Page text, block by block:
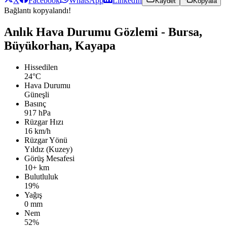
Bağlantı kopyalandı!
Anlık Hava Durumu Gözlemi - Bursa,
Büyükorhan, Kayapa
Hissedilen
24°C
Hava Durumu
Güneşli
Basınç
917 hPa
Rüzgar Hızı
16 km/h
Rüzgar Yönü
Yıldız (Kuzey)
Görüş Mesafesi
10+ km
Bulutluluk
19%
Yağış
0 mm
Nem
52%